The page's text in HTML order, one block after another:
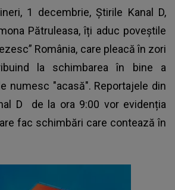
1 decembrie, Știrile Kanal D,
Pătruleasa, îți aduc poveștile
România, care pleacă în zori
la schimbarea în bine a
numesc "acasă". Reportajele din
D de la ora 9:00 vor evidenția
fac schimbări care contează în